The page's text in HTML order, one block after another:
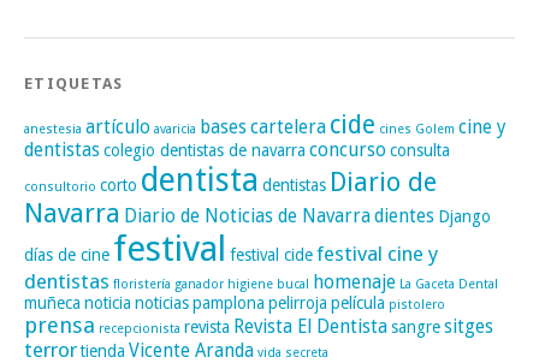
ETIQUETAS
anestesia artículo avaricia basescartelera cide cines Golem cine y
dentistascolegio dentistas de navarra concurso consulta
consultorio corto dentista dentistas Diario de
Navarra Diario de Noticias de Navarradientes Django
días de cine festival festival cidefestival cine y
dentistas floristería ganador higiene bucal homenaje La Gaceta Dental
muñeca noticia noticiaspamplona pelirroja película pistolero
prensa recepcionista revista Revista El Dentistasangresitges
terrortienda Vicente Aranda vida secreta